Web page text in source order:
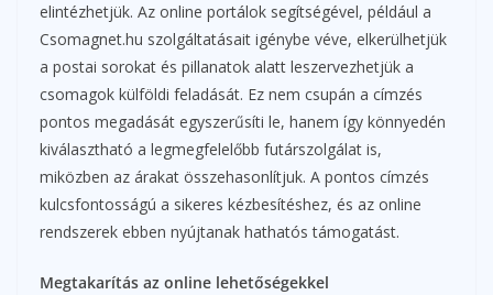
elintézhetjük. Az online portálok segítségével, például a
Csomagnet.hu szolgáltatásait igénybe véve, elkerülhetjük
a postai sorokat és pillanatok alatt leszervezhetjük a
csomagok külföldi feladását. Ez nem csupán a címzés
pontos megadását egyszerűsíti le, hanem így könnyedén
kiválasztható a legmegfelelőbb futárszolgálat is,
miközben az árakat összehasonlítjuk. A pontos címzés
kulcsfontosságú a sikeres kézbesítéshez, és az online
rendszerek ebben nyújtanak hathatós támogatást.
Megtakarítás az online lehetőségekkel